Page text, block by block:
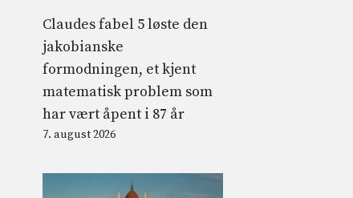
Claudes fabel 5 løste den
jakobianske
formodningen, et kjent
matematisk problem som
har vært åpent i 87 år
7. august 2026